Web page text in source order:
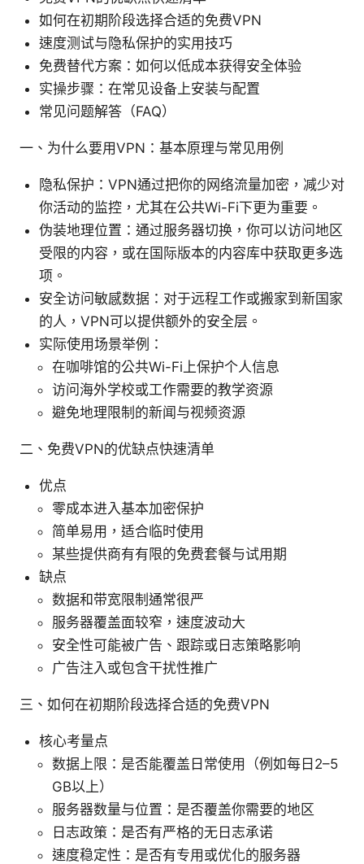
如何在初期阶段选择合适的免费VPN
速度测试与隐私保护的实用技巧
免费替代方案：如何以低成本获得安全体验
实操步骤：在常见设备上安装与配置
常见问题解答（FAQ）
一、为什么要用VPN：基本原理与常见用例
隐私保护：VPN通过把你的网络流量加密，减少对
你活动的监控，尤其在公共Wi-Fi下更为重要。
伪装地理位置：通过服务器切换，你可以访问地区
受限的内容，或在国际版本的内容库中获取更多选
项。
安全访问敏感数据：对于远程工作或搬家到新国家
的人，VPN可以提供额外的安全层。
实际使用场景举例：
在咖啡馆的公共Wi-Fi上保护个人信息
访问海外学校或工作需要的教学资源
避免地理限制的新闻与视频资源
二、免费VPN的优缺点快速清单
优点
零成本进入基本加密保护
简单易用，适合临时使用
某些提供商有有限的免费套餐与试用期
缺点
数据和带宽限制通常很严
服务器覆盖面较窄，速度波动大
安全性可能被广告、跟踪或日志策略影响
广告注入或包含干扰性推广
三、如何在初期阶段选择合适的免费VPN
核心考量点
数据上限：是否能覆盖日常使用（例如每日2–5
GB以上）
服务器数量与位置：是否覆盖你需要的地区
日志政策：是否有严格的无日志承诺
速度稳定性：是否有专用或优化的服务器